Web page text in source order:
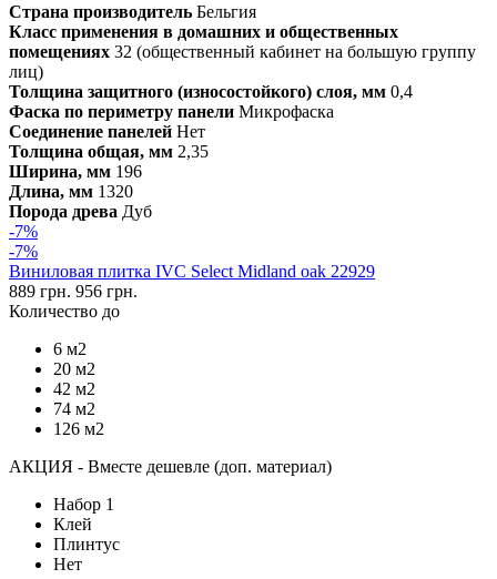
Страна производитель Бельгия
Класс применения в домашних и общественных
помещениях 32 (общественный кабинет на большую группу
лиц)
Толщина защитного (износостойкого) слоя, мм 0,4
Фаска по периметру панели Микрофаска
Соединение панелей Нет
Толщина общая, мм 2,35
Ширина, мм 196
Длина, мм 1320
Порода древа Дуб
-7%
-7%
Виниловая плитка IVC Select Midland oak 22929
889 грн. 956 грн.
Количество до
6 м2
20 м2
42 м2
74 м2
126 м2
АКЦИЯ - Вместе дешевле (доп. материал)
Набор 1
Клей
Плинтус
Нет